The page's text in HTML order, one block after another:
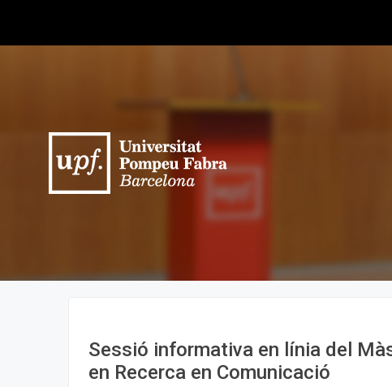
Sessió informativa en línia del
en Recerca en Comunicació